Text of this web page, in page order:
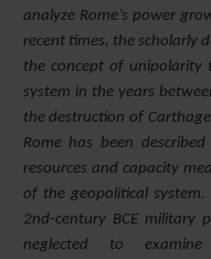
analyze Rome’s power
recent times, the scholarly
the concept of unipolarity
system in the years
the destruction of
Rome has been
resources and capacity
of the geopolitical system.
2nd-century BCE military
neglected to examine